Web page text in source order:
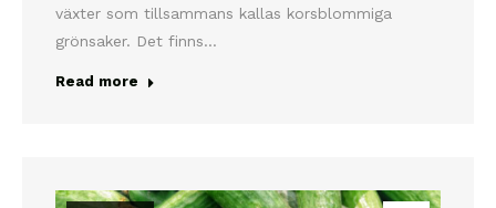
växter som tillsammans kallas korsblommiga
grönsaker. Det finns…
Read more